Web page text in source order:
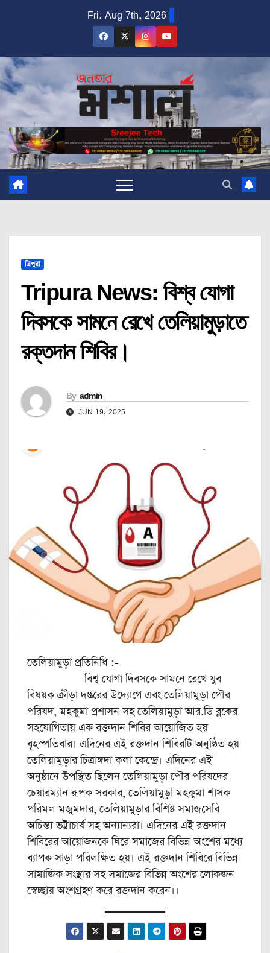
Fri. Aug 7th, 2026
ত্রিপুরা
Tripura News: বিশ্ব যোগা
দিবসকে সামনে রেখে তেলিয়ামুড়াতে
রক্তদান শিবির।
By admin
JUN 19, 2025
তেলিয়ামুড়া প্রতিনিধি :-
বিশ্ব যোগা দিবসকে সামনে রেখে যুব
বিষয়ক ক্রীড়া দপ্তরের উদ্যোগে এবং তেলিয়ামুড়া পৌর
পরিষদ, মহকুমা প্রশাসন সহ তেলিয়ামুড়া আর.ডি ব্লকের
সহযোগিতায় এক রক্তদান শিবির আয়োজিত হয়
বৃহস্পতিবার। এদিনের এই রক্তদান শিবিরটি অনুষ্ঠিত হয়
তেলিয়ামুড়ার চিত্রাঙ্গদা কলা কেন্দ্রে। এদিনের এই
অনুষ্ঠানে উপস্থিত ছিলেন তেলিয়ামুড়া পৌর পরিষদের
চেয়ারম্যান রূপক সরকার, তেলিয়ামুড়া মহকুমা শাসক
পরিমল মজুমদার, তেলিয়ামুড়ার বিশিষ্ট সমাজসেবি
অচিন্ত্য ভট্টাচার্য সহ অন্যান্যরা। এদিনের এই রক্তদান
শিবিরের আয়োজনকে ঘিরে সমাজের বিভিন্ন অংশের মধ্যে
ব্যাপক সাড়া পরিলক্ষিত হয়। এই রক্তদান শিবিরে বিভিন্ন
সামাজিক সংস্থার সহ সমাজের বিভিন্ন অংশের লোকজন
স্বেচ্ছায় অংশগ্রহণ করে রক্তদান করেন।।